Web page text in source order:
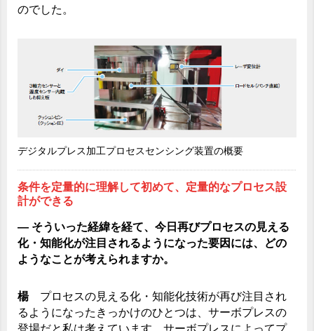
のでした。
デジタルプレス加工プロセスセンシング装置の概要
条件を定量的に理解して初めて、定量的なプロセス設
計ができる
― そういった経緯を経て、今日再びプロセスの見える
化・知能化が注目されるようになった要因には、どの
ようなことが考えられますか。
楊プロセスの見える化・知能化技術が再び注目され
るようになったきっかけのひとつは、サーボプレスの
登場だと私は考えています。サーボプレスによってプ